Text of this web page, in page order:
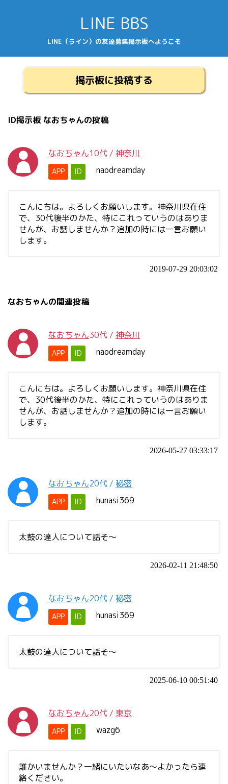
LINE BBS
LINE（ライン）の友達募集掲示板へようこそ
掲示板に投稿する
ID掲示板 なおちゃんの投稿
なおちゃん10代 / 神奈川
APP ID naodreamday
こんにちは。よろしくお願いします。神奈川県在住
で、30代後半のかた、特にこれっていうのはありま
せんが、お話しませんか？追加の時には一言お願い
します。
2019-07-29 20:03:02
なおちゃんの関連投稿
なおちゃん30代 / 神奈川
APP ID naodreamday
こんにちは。よろしくお願いします。神奈川県在住
で、30代後半のかた、特にこれっていうのはありま
せんが、お話しませんか？追加の時には一言お願い
します。
2026-05-27 03:33:17
なおちゃん20代 / 秘密
APP ID hunasi369
太鼓の達人について話そ〜
2026-02-11 21:48:50
なおちゃん20代 / 秘密
APP ID hunasi369
太鼓の達人について話そ〜
2025-06-10 00:51:40
なおちゃん20代 / 東京
APP ID wazg6
誰かいませんか？一緒にいたいなあ〜よかったら連
絡ください。